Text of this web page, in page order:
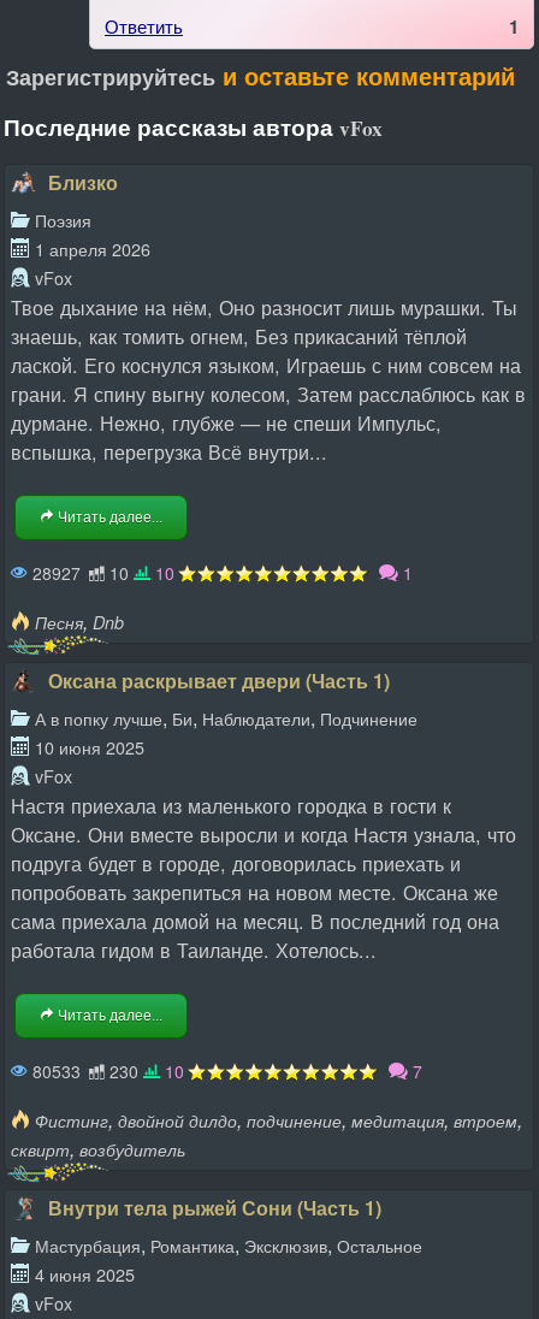
Ответить 1
Зарегистрируйтесь и оставьте комментарий
Последние рассказы автора vFox
Близко
Поэзия
1 апреля 2026
vFox
Твое дыхание на нём, Оно разносит лишь мурашки. Ты
знаешь, как томить огнем, Без прикасаний тёплой
лаской. Его коснулся языком, Играешь с ним совсем на
грани. Я спину выгну колесом, Затем расслаблюсь как в
дурмане. Нежно, глубже — не спеши Импульс,
вспышка, перегрузка Всё внутри...
Читать далее...
28927 10 10 1
Песня, Dnb
Оксана раскрывает двери (Часть 1)
А в попку лучше, Би, Наблюдатели, Подчинение
10 июня 2025
vFox
Настя приехала из маленького городка в гости к
Оксане. Они вместе выросли и когда Настя узнала, что
подруга будет в городе, договорилась приехать и
попробовать закрепиться на новом месте. Оксана же
сама приехала домой на месяц. В последний год она
работала гидом в Таиланде. Хотелось...
Читать далее...
80533 230 10 7
Фистинг, двойной дилдо, подчинение, медитация, втроем,
сквирт, возбудитель
Внутри тела рыжей Сони (Часть 1)
Мастурбация, Романтика, Эксклюзив, Остальное
4 июня 2025
vFox